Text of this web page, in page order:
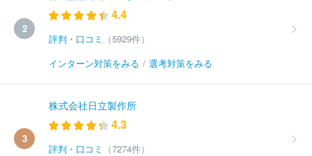
2
4.4
評判・口コミ
（5929件）
インターン対策をみる / 選考対策をみる
3
株式会社日立製作所
4.3
評判・口コミ
（7274件）